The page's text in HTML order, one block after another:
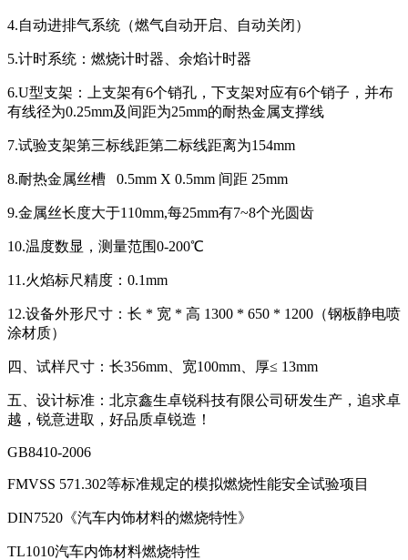
4.自动进排气系统（燃气自动开启、自动关闭）
5.计时系统：燃烧计时器、余焰计时器
6.U型支架：上支架有6个销孔，下支架对应有6个销子，并布
有线径为0.25mm及间距为25mm的耐热金属支撑线
7.试验支架第三标线距第二标线距离为154mm
8.耐热金属丝槽 0.5mm X 0.5mm 间距 25mm
9.金属丝长度大于110mm,每25mm有7~8个光圆齿
10.温度数显，测量范围0-200℃
11.火焰标尺精度：0.1mm
12.设备外形尺寸：长 * 宽 * 高 1300 * 650 * 1200（钢板静电喷
涂材质）
四、试样尺寸：长356mm、宽100mm、厚≤ 13mm
五、设计标准：北京鑫生卓锐科技有限公司研发生产，追求卓
越，锐意进取，好品质卓锐造！
GB8410-2006
FMVSS 571.302等标准规定的模拟燃烧性能安全试验项目
DIN7520《汽车内饰材料的燃烧特性》
TL1010汽车内饰材料燃烧特性